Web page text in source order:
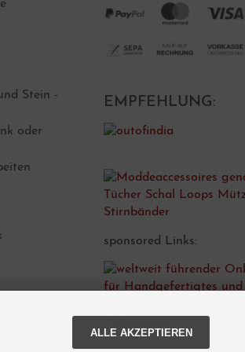
Stein -
oder
leicht
EMPFEHLUNG:
sponsored Links:
ALLE AKZEPTIEREN